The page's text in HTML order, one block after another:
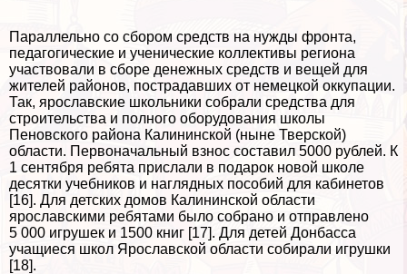
Параллельно со сбором средств на нужды фронта,
педагогические и ученические коллективы региона
участвовали в сборе денежных средств и вещей для
жителей районов, пострадавших от немецкой оккупации.
Так, ярославские школьники собрали средства для
строительства и полного оборудования школы
Пеновского района Калининской (ныне Тверской)
области. Первоначальный взнос составил 5000 рублей. К
1 сентября ребята прислали в подарок новой школе
десятки учебников и наглядных пособий для кабинетов
[16]. Для детских домов Калининской области
ярославскими ребятами было собрано и отправлено
5 000 игрушек и 1500 книг [17]. Для детей Донбасса
учащиеся школ Ярославской области собирали игрушки
[18].